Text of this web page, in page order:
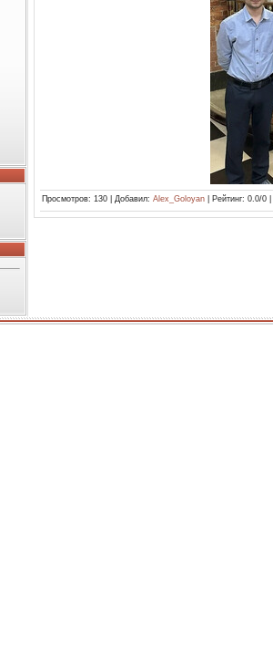
Просмотров: 130 | Добавил: Alex_Goloyan Рейтинг: 0.0/0 |